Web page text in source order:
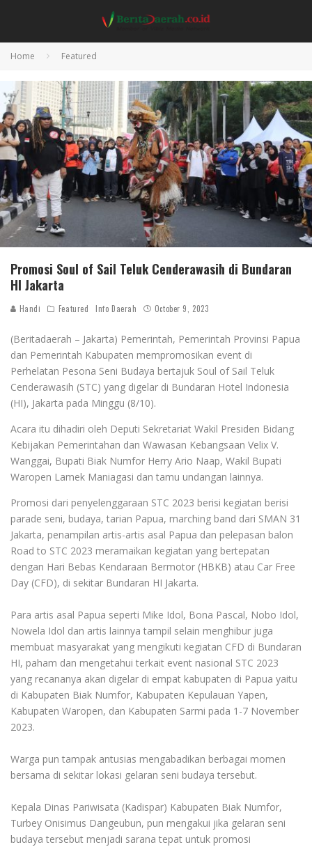
Home Featured
Promosi Soul of Sail Teluk Cenderawasih di Bundaran
HI Jakarta
Handi Featured Info Daerah October 9, 2023
(Beritadaerah – Jakarta) Pemerintah, Pemerintah Provinsi Papua
dan Pemerintah Kabupaten mempromosikan event di
Perhelatan Pesona Seni Budaya bertajuk Soul of Sail Teluk
Cenderawasih (STC) yang digelar di Bundaran Hotel Indonesia
(HI), Jakarta pada Minggu (8/10).
Acara itu dihadiri oleh Deputi Sekretariat Wakil Presiden Bidang
Kebijakan Pemerintahan dan Wawasan Kebangsaan Velix V.
Wanggai, Bupati Biak Numfor Herry Ario Naap, Wakil Bupati
Waropen Lamek Maniagasi dan tamu undangan lainnya.
Promosi dari penyelenggaraan STC 2023 berisi kegiatan berisi
parade seni, budaya, tarian Papua, marching band dari SMAN 31
Jakarta, penampilan artis-artis asal Papua dan pelepasan balon
Road to STC 2023 meramaikan kegiatan yang bertepatan
dengan Hari Bebas Kendaraan Bermotor (HBKB) atau Car Free
Day (CFD), di sekitar Bundaran HI Jakarta.
Para artis asal Papua seperti Mike Idol, Bona Pascal, Nobo Idol,
Nowela Idol dan artis lainnya tampil selain menghibur juga
membuat masyarakat yang mengikuti kegiatan CFD di Bundaran
HI, paham dan mengetahui terkait event nasional STC 2023
yang recananya akan digelar di empat kabupaten di Papua yaitu
di Kabupaten Biak Numfor, Kabupaten Kepulauan Yapen,
Kabupaten Waropen, dan Kabupaten Sarmi pada 1-7 November
2023.
Warga pun tampak antusias mengabadikan berbagai momen
bersama di sekitar lokasi gelaran seni budaya tersebut.
Kepala Dinas Pariwisata (Kadispar) Kabupaten Biak Numfor,
Turbey Onisimus Dangeubun, pun mengakui jika gelaran seni
budaya tersebut menjadi sarana tepat untuk promosi